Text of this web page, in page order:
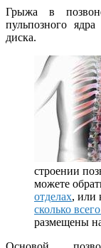
Грыжа в
пульпозного
диска.
строении
можете
отделах, или
сколько
размещены